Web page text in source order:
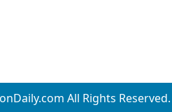
All Rights Reserved.